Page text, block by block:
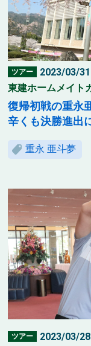
ツアー
2023/03/
東建ホームメイト
復帰初戦の重永
辛くも決勝進出
重永 亜斗夢
ツアー
2023/03/